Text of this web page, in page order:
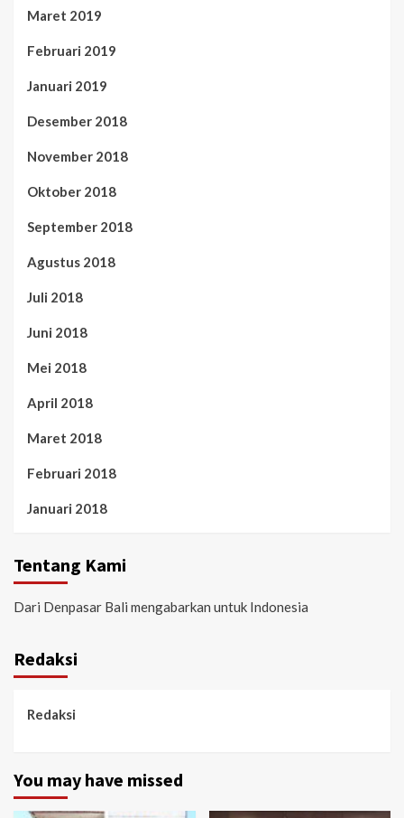
Maret 2019
Februari 2019
Januari 2019
Desember 2018
November 2018
Oktober 2018
September 2018
Agustus 2018
Juli 2018
Juni 2018
Mei 2018
April 2018
Maret 2018
Februari 2018
Januari 2018
Tentang Kami
Dari Denpasar Bali mengabarkan untuk Indonesia
Redaksi
Redaksi
You may have missed